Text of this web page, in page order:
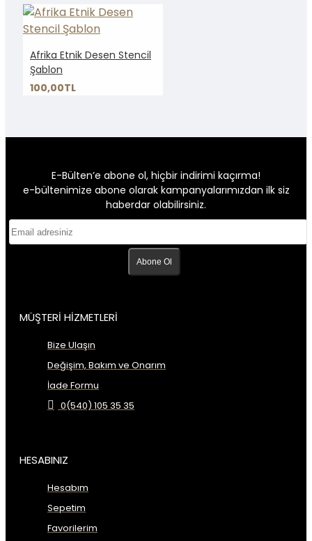
Afrika Etnik Desen Stencil
Şablon
100,00TL
E-Bülten’e abone ol, hiçbir indirimi kaçırma!
e-bültenimize abone olarak kampanyalarımızdan ilk siz
haberdar olabilirsiniz.
Abone Ol
MÜŞTERİ HİZMETLERİ
Bize Ulaşın
Değişim, Bakım ve Onarım
İade Formu
0(540) 105 35 35
HESABINIZ
Hesabım
Sepetim
Favorilerim